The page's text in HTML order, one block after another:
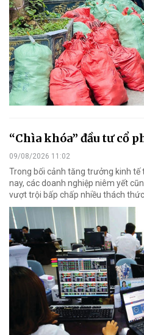
“Chìa khóa” đầu tư cổ
09/08/2026 11:02
Trong bối cảnh tăng trưởng kinh
nay, các doanh nghiệp niêm yết
vượt trội bấp chấp nhiều thách thức.